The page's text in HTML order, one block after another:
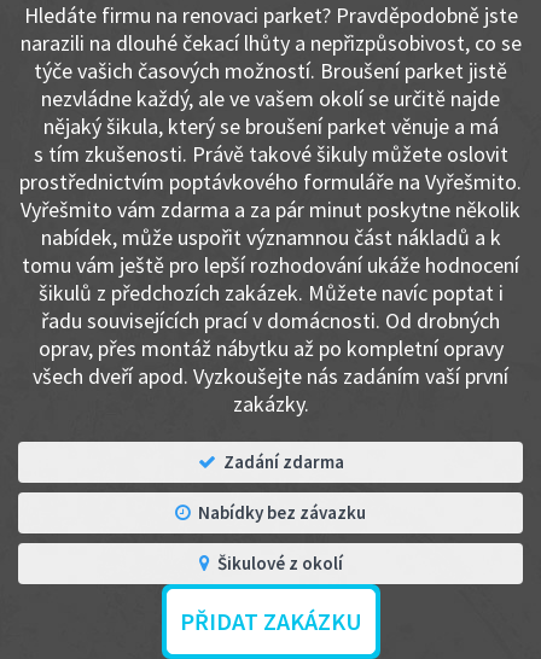
Hledáte firmu na renovaci parket? Pravděpodobně jste
narazili na dlouhé čekací lhůty a nepřizpůsobivost, co se
týče vašich časových možností. Broušení parket jistě
nezvládne každý, ale ve vašem okolí se určitě najde
nějaký šikula, který se broušení parket věnuje a má
s tím zkušenosti. Právě takové šikuly můžete oslovit
prostřednictvím poptávkového formuláře na Vyřešmito.
Vyřešmito vám zdarma a za pár minut poskytne několik
nabídek, může uspořit významnou část nákladů a k
tomu vám ještě pro lepší rozhodování ukáže hodnocení
šikulů z předchozích zakázek. Můžete navíc poptat i
řadu souvisejících prací v domácnosti. Od drobných
oprav, přes montáž nábytku až po kompletní opravy
všech dveří apod. Vyzkoušejte nás zadáním vaší první
zakázky.
Zadání zdarma
Nabídky bez závazku
Šikulové z okolí
PŘIDAT ZAKÁZKU